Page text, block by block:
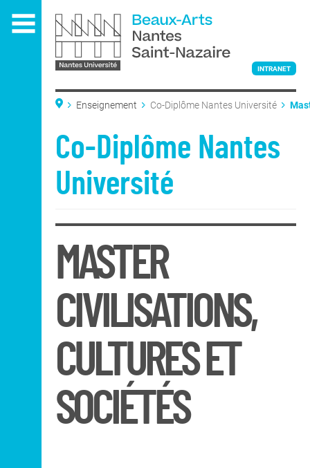
contenu
L'ÉCOLE
ENSEIGNEMENT
Admissions
DNA Art
DNSEP Art
Co-Diplôme Nantes
Recherche
Admissions
Classe préparatoire
nationale
DNA Art mention
Territoires, Paysages,
INTERNATIONAL
INTRANET
Enseignement Co-Diplôme Nantes Université
Co-Diplôme Nantes
Université
MASTER
CIVILISATIONS,
CULTURES ET
SOCIÉTÉS